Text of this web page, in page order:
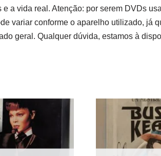
a vida real. Atenção: por serem DVDs
variar conforme o aparelho utilizado, já
geral. Qualquer dúvida, estamos à